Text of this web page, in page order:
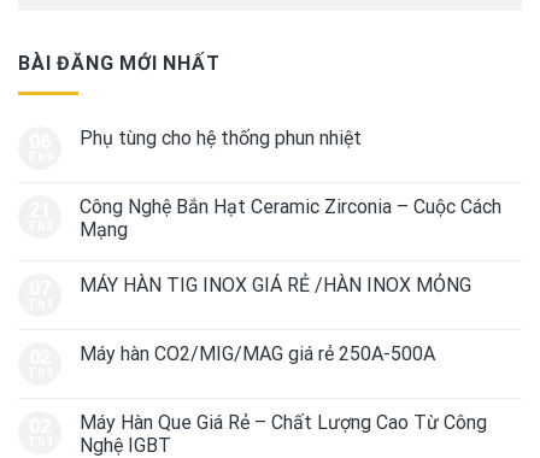
BÀI ĐĂNG MỚI NHẤT
Phụ tùng cho hệ thống phun nhiệt
Công Nghệ Bắn Hạt Ceramic Zirconia – Cuộc Cách
Mạng
MÁY HÀN TIG INOX GIÁ RẺ /HÀN INOX MỎNG
Máy hàn CO2/MIG/MAG giá rẻ 250A-500A
Máy Hàn Que Giá Rẻ – Chất Lượng Cao Từ Công
Nghệ IGBT